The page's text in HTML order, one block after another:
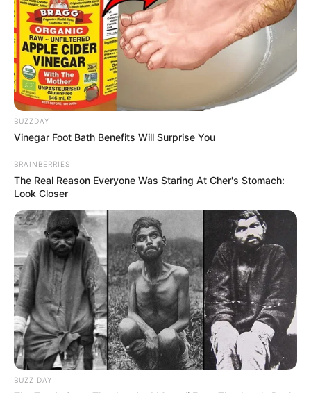
BUZZDAY
Vinegar Foot Bath Benefits Will Surprise You
BRAINBERRIES
The Real Reason Everyone Was Staring At Cher's Stomach:
Look Closer
BUZZ DAY